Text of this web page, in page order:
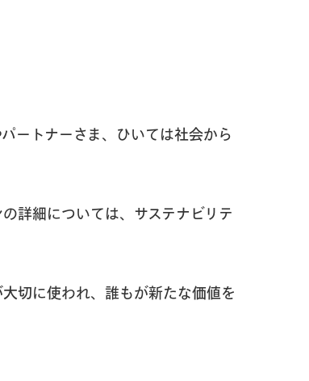
ートナーさま、ひいては社会から
詳細については、サステナビリテ
切に使われ、誰もが新たな価値を